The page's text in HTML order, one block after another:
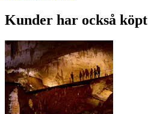
Kunder har också köpt